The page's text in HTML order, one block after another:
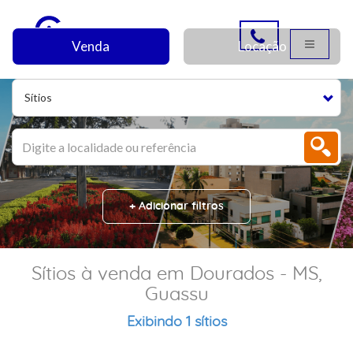
Sítios
Venda Locação
+ Adicionar filtros
Sítios à venda em Dourados - MS,
Guassu
Exibindo 1 sítios